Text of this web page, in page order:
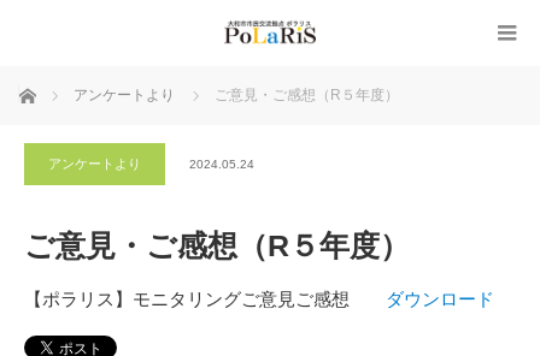
ホーム アンケートより ご意見・ご感想（R５年度）
アンケートより 2024.05.24
ご意見・ご感想（R５年度）
【ポラリス】モニタリングご意見ご感想 ダウンロード